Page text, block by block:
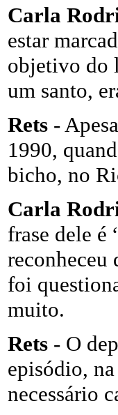
Carla
estar
objetivo do
um santo,
Rets -
1990,
bicho, no
Carla
frase dele
reconheceu
foi
muito.
Rets - O
episódio,
necessário